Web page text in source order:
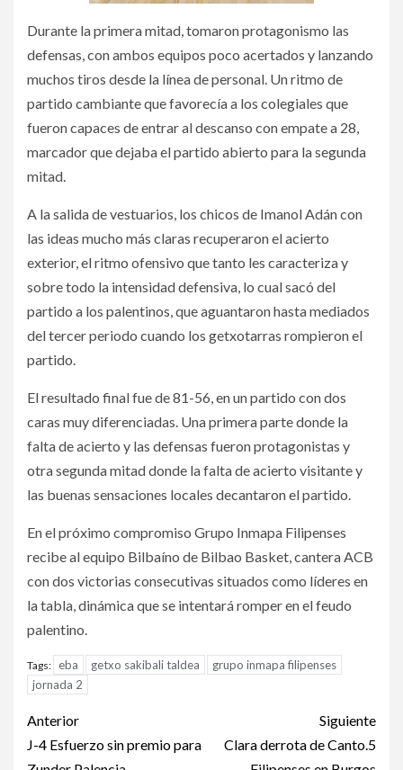
Durante la primera mitad, tomaron protagonismo las
defensas, con ambos equipos poco acertados y lanzando
muchos tiros desde la línea de personal. Un ritmo de
partido cambiante que favorecía a los colegiales que
fueron capaces de entrar al descanso con empate a 28,
marcador que dejaba el partido abierto para la segunda
mitad.
A la salida de vestuarios, los chicos de Imanol Adán con
las ideas mucho más claras recuperaron el acierto
exterior, el ritmo ofensivo que tanto les caracteriza y
sobre todo la intensidad defensiva, lo cual sacó del
partido a los palentinos, que aguantaron hasta mediados
del tercer periodo cuando los getxotarras rompieron el
partido.
El resultado final fue de 81-56, en un partido con dos
caras muy diferenciadas. Una primera parte donde la
falta de acierto y las defensas fueron protagonistas y
otra segunda mitad donde la falta de acierto visitante y
las buenas sensaciones locales decantaron el partido.
En el próximo compromiso Grupo Inmapa Filipenses
recibe al equipo Bilbaíno de Bilbao Basket, cantera ACB
con dos victorias consecutivas situados como líderes en
la tabla, dinámica que se intentará romper en el feudo
palentino.
Tags: eba getxo sakibali taldea
grupo inmapa filipenses
jornada 2
Anterior
J-4 Esfuerzo sin premio para
Siguiente
Clara derrota de Canto.5